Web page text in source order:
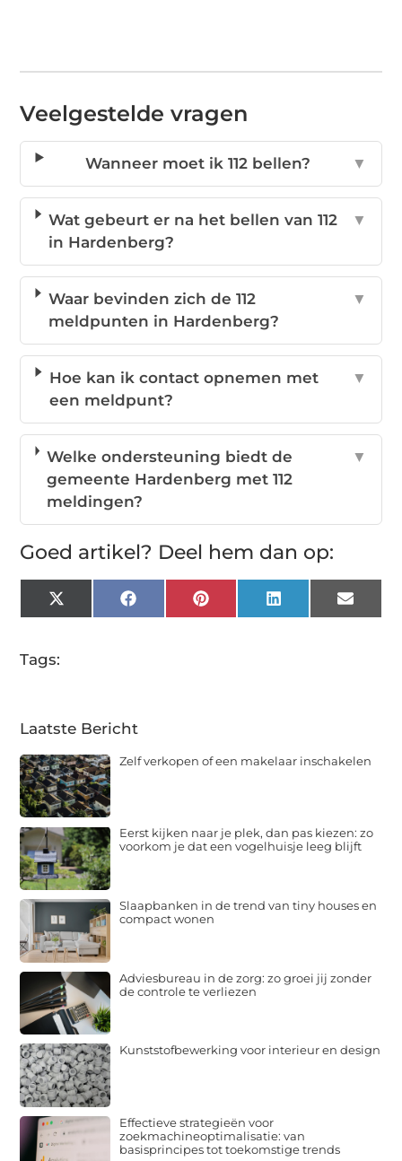
Veelgestelde vragen
Wanneer moet ik 112 bellen? ▼
Wat gebeurt er na het bellen van 112
in Hardenberg?
▼
Waar bevinden zich de 112
meldpunten in Hardenberg?
▼
Hoe kan ik contact opnemen met
een meldpunt?
▼
Welke ondersteuning biedt de
gemeente Hardenberg met 112
meldingen?
▼
Goed artikel? Deel hem dan op:
X
(Twitter)
FacebookPinterestLinkedInEmail
Tags:
Laatste Bericht
Zelf verkopen of een makelaar inschakelen
Eerst kijken naar je plek, dan pas kiezen: zo
voorkom je dat een vogelhuisje leeg blijft
Slaapbanken in de trend van tiny houses en
compact wonen
Adviesbureau in de zorg: zo groei jij zonder
de controle te verliezen
Kunststofbewerking voor interieur en design
Effectieve strategieën voor
zoekmachineoptimalisatie: van
basisprincipes tot toekomstige trends